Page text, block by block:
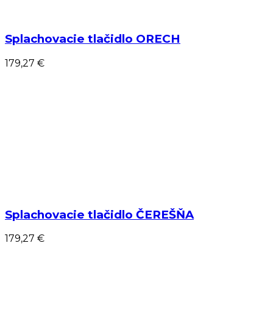
Splachovacie tlačidlo ORECH
179,27 €
Splachovacie tlačidlo ČEREŠŇA
179,27 €